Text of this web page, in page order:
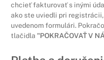
chcieť fakturovať s inými
ako ste uviedli pri
uvedenom formulári.
tlačidla "POKRAČOVAŤ V